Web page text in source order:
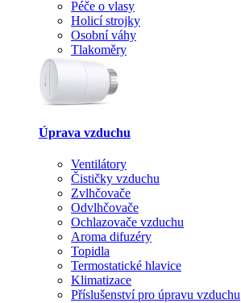
Péče o vlasy
Holicí strojky
Osobní váhy
Tlakoměry
Úprava vzduchu
Ventilátory
Čističky vzduchu
Zvlhčovače
Odvlhčovače
Ochlazovače vzduchu
Aroma difuzéry
Topidla
Termostatické hlavice
Klimatizace
Příslušenství pro úpravu vzduchu